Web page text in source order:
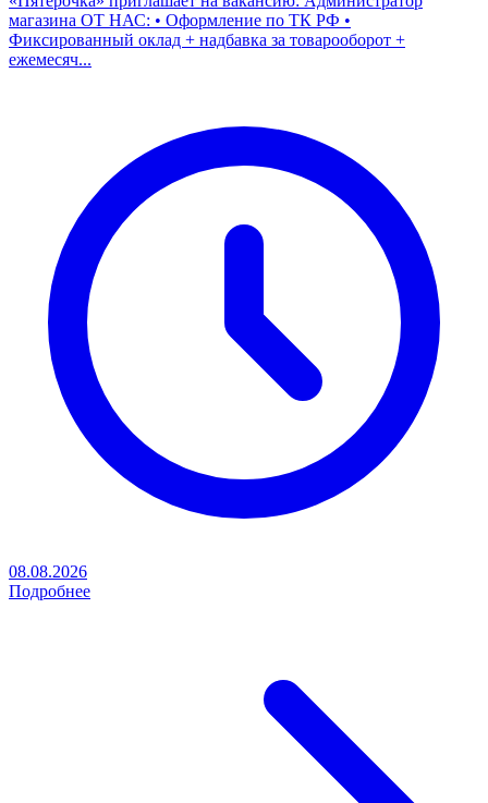
магазина ОТ НАС: • Оформление по ТК РФ •
Фиксированный оклад + надбавка за товарооборот +
ежемесяч...
08.08.2026
Подробнее